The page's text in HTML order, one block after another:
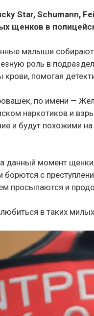
Star, Schumann,
щенков в
малыши
роль в
крови, помогая
по имени —
наркотиков и
и будут похожими
данный момент
борются с
просыпаются и
в таких